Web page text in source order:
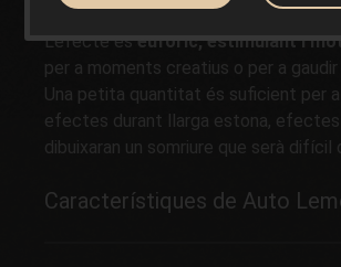
aromes i sabors únics i inimitables
L'efecte éseufòric, estimulant i
per a moments creatius o per a gaudir
Una petita quantitat és suficient per
efectes durant llarga estona, efectes
dibuixaran un somriure que serà difícil
Característiques de Auto